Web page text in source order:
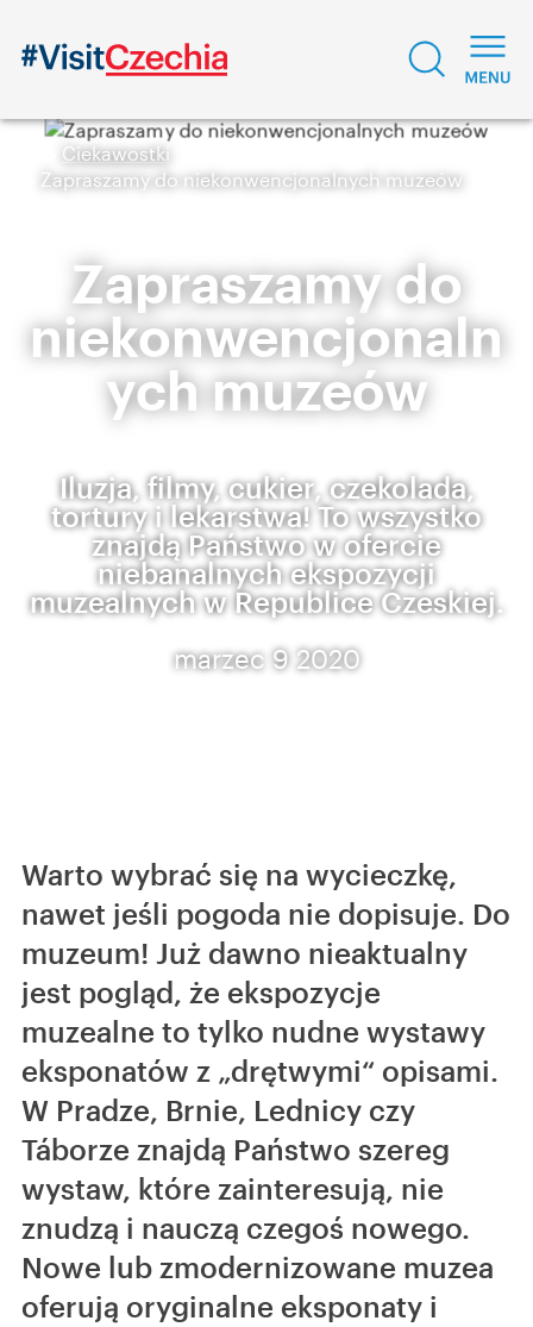
Ciekawostki
Zapraszamy do niekonwencjonalnych muzeów
Zapraszamy do
niekonwencjonaln
ych muzeów
Iluzja, filmy, cukier, czekolada,
tortury i lekarstwa! To wszystko
znajdą Państwo w ofercie
niebanalnych ekspozycji
muzealnych w Republice Czeskiej.
marzec 9 2020
Warto wybrać się na wycieczkę,
nawet jeśli pogoda nie dopisuje. Do
muzeum! Już dawno nieaktualny
jest pogląd, że ekspozycje
muzealne to tylko nudne wystawy
eksponatów z „drętwymi“ opisami.
W Pradze, Brnie, Lednicy czy
Táborze znajdą Państwo szereg
wystaw, które zainteresują, nie
znudzą i nauczą czegoś nowego.
Nowe lub zmodernizowane muzea
oferują oryginalne eksponaty i